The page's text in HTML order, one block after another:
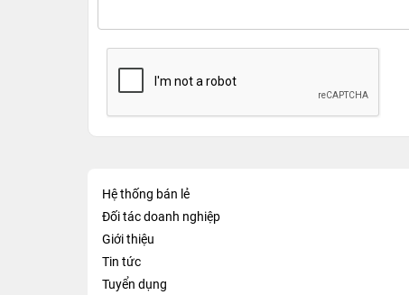
Hệ thống bán lẻ
Đối tác doanh nghiệp
Giới thiệu
Tin tức
Tuyển dụng